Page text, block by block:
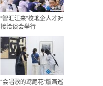
“智汇江来”校地企人才对
接洽谈会举行
“会唱歌的鸢尾花”版画巡